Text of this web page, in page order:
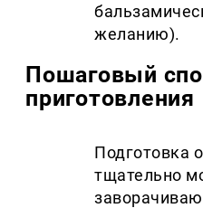
желанию).
Пошаговый
приготовления
Подготовка
тщательно